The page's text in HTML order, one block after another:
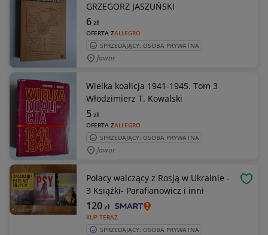
GRZEGORZ JASZUŃSKI
OFERTA ZALLEGRO
6zł
SPRZEDAJĄCY: OSOBA PRYWATNA
Jawor
Wielka koalicja 1941-1945. Tom 3
Włodzimierz T. Kowalski
OFERTA ZALLEGRO
5zł
SPRZEDAJĄCY: OSOBA PRYWATNA
Jawor
Polacy walczący z Rosją w Ukrainie -
3 Książki- Parafianowicz i inni
KUP TERAZ
120zł
SPRZEDAJĄCY: OSOBA PRYWATNA